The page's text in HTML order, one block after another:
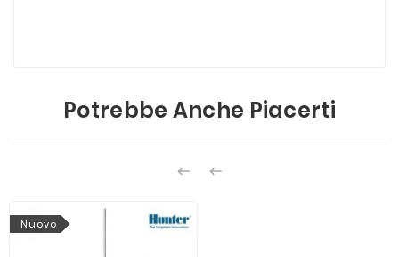
Potrebbe Anche Piacerti
 
Nuovo